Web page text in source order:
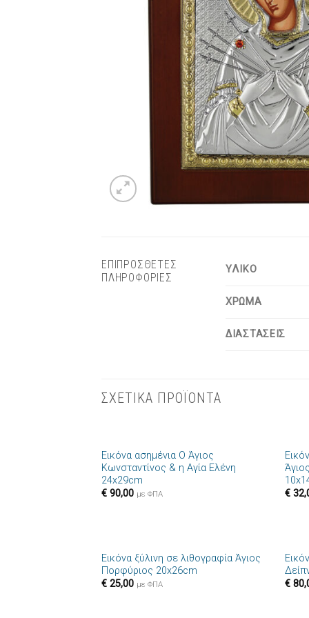
ΕΠΙΠΡΟΣΘΕΤΕΣ
ΠΛΗΡΟΦΟΡΙΕΣ
ΥΛΙΚΟ
ΧΡΩΜΑ
ΔΙΑΣΤΑΣΕΙΣ
ΣΧΕΤΙΚΑ ΠΡΟΪΟΝΤΑ
Πρόσθήκη
στην λίστα
Εικόνα ασημένια Ο Άγιος
Κωνσταντίνος & η Αγία Ελένη
24x29cm
€90,00 με ΦΠΑ
€
Πρόσθήκη
Εικόνα ξύλινη σε λιθογραφία Άγιος
Πορφύριος 20x26cm
€25,00 με ΦΠΑ
€